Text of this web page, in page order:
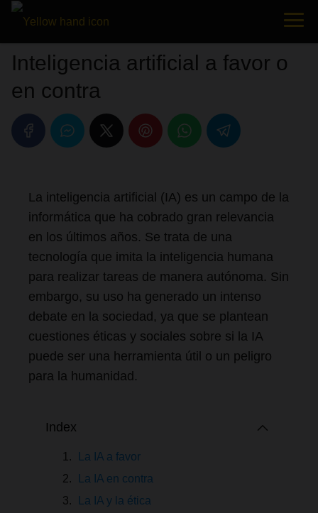
Inteligencia artificial a favor o
en contra
La inteligencia artificial (IA) es un campo de la
informática que ha cobrado gran relevancia
en los últimos años. Se trata de una
tecnología que imita la inteligencia humana
para realizar tareas de manera autónoma. Sin
embargo, su uso ha generado un intenso
debate en la sociedad, ya que se plantean
cuestiones éticas y sociales sobre si la IA
puede ser una herramienta útil o un peligro
para la humanidad.
Index
La IA a favor
La IA en contra
La IA y la ética